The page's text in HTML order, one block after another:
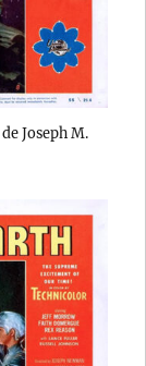
de Joseph M.